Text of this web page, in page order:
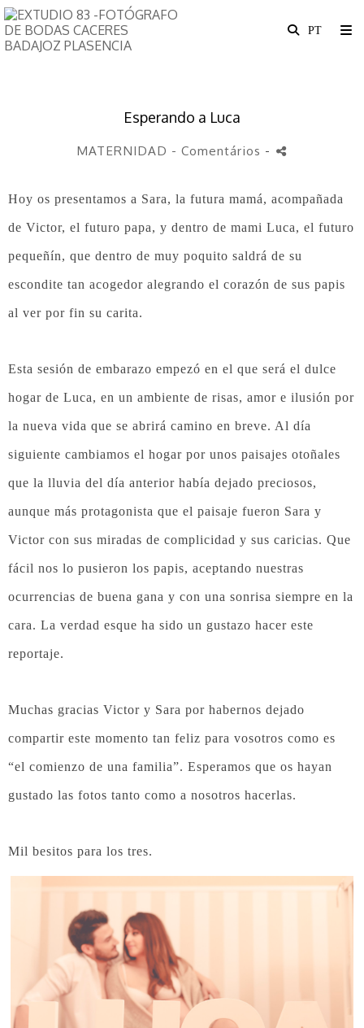
Esperando a Luca
MATERNIDAD - Comentários -
Hoy os presentamos a Sara, la futura mamá, acompañada
de Victor, el futuro papa, y dentro de mami Luca, el futuro
pequeñín, que dentro de muy poquito saldrá de su
escondite tan acogedor alegrando el corazón de sus papis
al ver por fin su carita.
Esta sesión de embarazo empezó en el que será el dulce
hogar de Luca, en un ambiente de risas, amor e ilusión por
la nueva vida que se abrirá camino en breve. Al día
siguiente cambiamos el hogar por unos paisajes otoñales
que la lluvia del día anterior había dejado preciosos,
aunque más protagonista que el paisaje fueron Sara y
Victor con sus miradas de complicidad y sus caricias. Que
fácil nos lo pusieron los papis, aceptando nuestras
ocurrencias de buena gana y con una sonrisa siempre en la
cara. La verdad esque ha sido un gustazo hacer este
reportaje.
Muchas gracias Victor y Sara por habernos dejado
compartir este momento tan feliz para vosotros como es
“el comienzo de una familia”. Esperamos que os hayan
gustado las fotos tanto como a nosotros hacerlas.
Mil besitos para los tres.